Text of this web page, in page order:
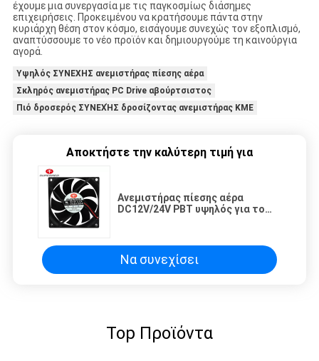
έχουμε μια συνεργασία με τις παγκοσμίως διάσημες
επιχειρήσεις. Προκειμένου να κρατήσουμε πάντα στην
κυριάρχη θέση στον κόσμο, εισάγουμε συνεχώς τον εξοπλισμό,
αναπτύσσουμε το νέο προϊόν και δημιουργούμε τη καινούργια
αγορά.
Υψηλός ΣΥΝΕΧΗΣ ανεμιστήρας πίεσης αέρα
Σκληρός ανεμιστήρας PC Drive αβούρτσιστος
Πιό δροσερός ΣΥΝΕΧΉΣ δροσίζοντας ανεμιστήρας ΚΜΕ
Αποκτήστε την καλύτερη τιμή για
Ανεμιστήρας πίεσης αέρα
DC12V/24V PBT υψηλός για το
Να συνεχίσει
Top Προϊόντα